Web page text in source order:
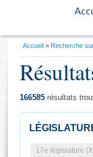
Vous
Accueil Recherche
166585 résultats
17e législature